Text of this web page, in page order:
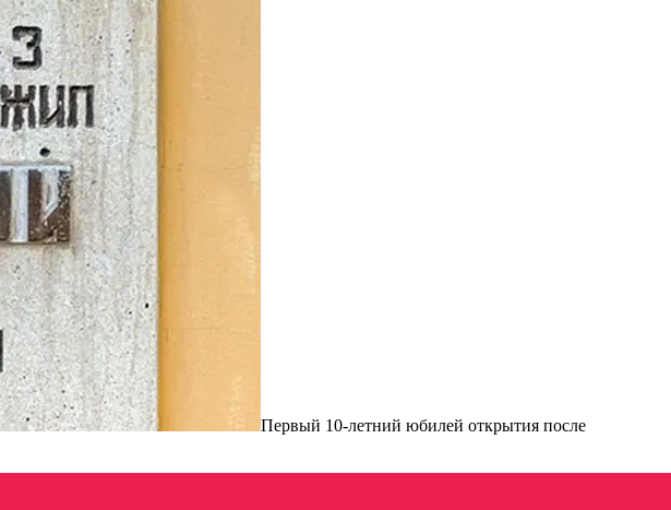
Первый 10-летний юбилей открытия после